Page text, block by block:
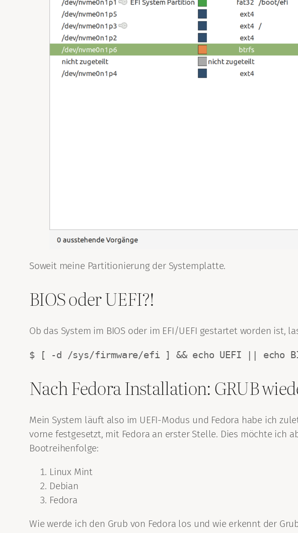
Soweit meine Partitionierung der Systemplatte.
BIOS oder UEFI?!
Ob das System im BIOS oder im EFI/UEFI gestartet worden ist,
$ [ -d /sys/firmware/efi ] && echo UEFI || echo
Nach Fedora Installation: GRUB
Mein System läuft also im UEFI-Modus und Fedora habe ich
vorne festgesetzt, mit Fedora an erster Stelle. Dies möchte ich
Bootreihenfolge:
Linux Mint
Debian
Fedora
Wie werde ich den Grub von Fedora los und wie erkennt der